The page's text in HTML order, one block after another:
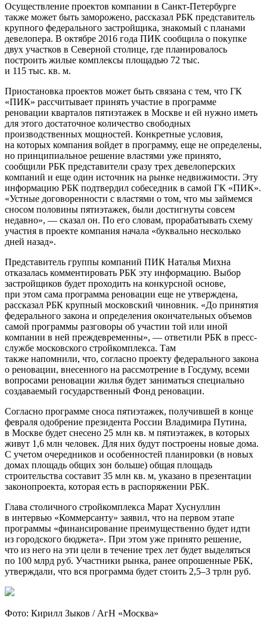
Осуществление проектов компании в Санкт-Петербурге
также может быть заморожено, рассказал РБК представитель
крупного федерального застройщика, знакомый с планами
девелопера. В октябре 2016 года ПИК сообщила о покупке
двух участков в Северной столице, где планировалось
построить жилые комплексы площадью 72 тыс.
и 115 тыс. кв. м.
Приостановка проектов может быть связана с тем, что ГК
«ПИК» рассчитывает принять участие в программе
реновации кварталов пятиэтажек в Москве и ей нужно иметь
для этого достаточное количество свободных
производственных мощностей. Конкретные условия,
на которых компания войдет в программу, еще не определены,
но принципиальное решение властями уже принято,
сообщили РБК представители сразу трех девелоперских
компаний и еще один источник на рынке недвижимости. Эту
информацию РБК подтвердил собеседник в самой ГК «ПИК».
«Устные договоренности с властями о том, что мы займемся
сносом половины пятиэтажек, были достигнуты совсем
недавно», — сказал он. По его словам, прорабатывать схему
участия в проекте компания начала «буквально несколько
дней назад».
Представитель группы компаний ПИК Наталья Михна
отказалась комментировать РБК эту информацию. Выбор
застройщиков будет проходить на конкурсной основе,
при этом сама программа реновации еще не утверждена,
рассказал РБК крупный московский чиновник. «До принятия
федерального закона и определения окончательных объемов
самой программы разговоры об участии той или иной
компании в ней преждевременны», — ответили РБК в пресс-
службе московского стройкомплекса. Там
также напомнили, что, согласно проекту федерального закона
о реновации, внесенного на рассмотрение в Госдуму, всеми
вопросами реновации жилья будет заниматься специально
создаваемый государственный Фонд реновации.
Согласно программе сноса пятиэтажек, получившей в конце
февраля одобрение президента России Владимира Путина,
в Москве будет снесено 25 млн кв. м пятиэтажек, в которых
живут 1,6 млн человек. Для них будут построены новые дома.
С учетом очередников и особенностей планировки (в новых
домах площадь общих зон больше) общая площадь
строительства составит 35 млн кв. м, указано в презентации
законопроекта, которая есть в распоряжении РБК.
Глава столичного стройкомплекса Марат Хуснуллин
в интервью «Коммерсанту» заявил, что на первом этапе
программы «финансирование преимущественно будет идти
из городского бюджета». При этом уже принято решение,
что из него на эти цели в течение трех лет будет выделяться
по 100 млрд руб. Участники рынка, ранее опрошенные РБК,
утверждали, что вся программа будет стоить 2,5–3 трлн руб.
Фото: Кирилл Зыков / АгН «Москва»